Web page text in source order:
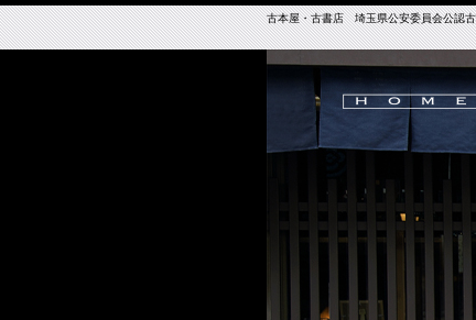
古本屋・古書店 埼玉県公安委員会公認古